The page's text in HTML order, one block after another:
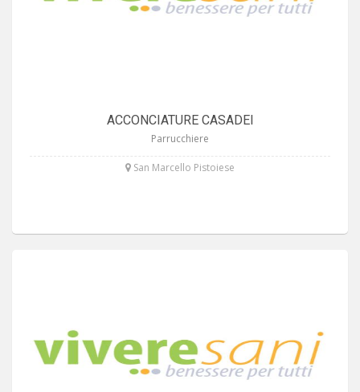
ACCONCIATURE CASADEI
Parrucchiere
San Marcello Pistoiese